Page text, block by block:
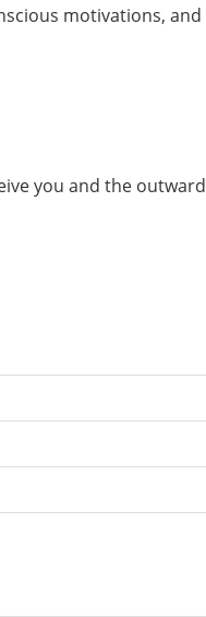
motivations, and
you and the